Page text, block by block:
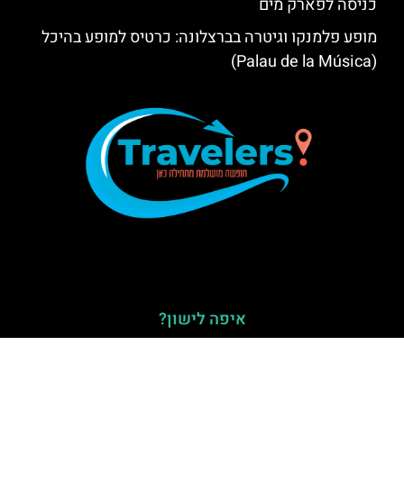
כניסה לפארק מים
מופע פלמנקו וגיטרה בברצלונה: כרטיס למופע בהיכל
(Palau de la Música)
איפה לישון?